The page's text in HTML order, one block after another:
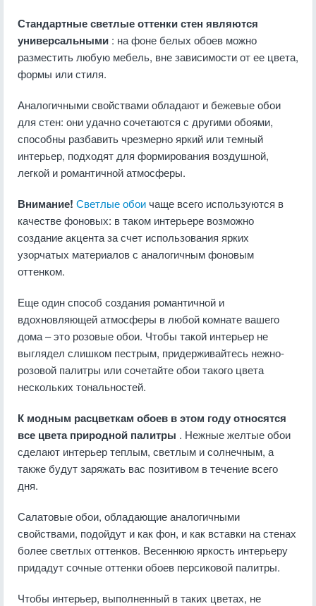
Стандартные светлые оттенки стен являются
универсальными : на фоне белых обоев можно
разместить любую мебель, вне зависимости от ее цвета,
формы или стиля.
Аналогичными свойствами обладают и бежевые обои
для стен: они удачно сочетаются с другими обоями,
способны разбавить чрезмерно яркий или темный
интерьер, подходят для формирования воздушной,
легкой и романтичной атмосферы.
Внимание! Светлые обои чаще всего используются в
качестве фоновых: в таком интерьере возможно
создание акцента за счет использования ярких
узорчатых материалов с аналогичным фоновым
оттенком.
Еще один способ создания романтичной и
вдохновляющей атмосферы в любой комнате вашего
дома – это розовые обои. Чтобы такой интерьер не
выглядел слишком пестрым, придерживайтесь нежно-
розовой палитры или сочетайте обои такого цвета
нескольких тональностей.
К модным расцветкам обоев в этом году относятся
все цвета природной палитры . Нежные желтые обои
сделают интерьер теплым, светлым и солнечным, а
также будут заряжать вас позитивом в течение всего
дня.
Салатовые обои, обладающие аналогичными
свойствами, подойдут и как фон, и как вставки на стенах
более светлых оттенков. Весеннюю яркость интерьеру
придадут сочные оттенки обоев персиковой палитры.
Чтобы интерьер, выполненный в таких цветах, не